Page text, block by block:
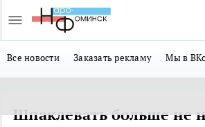
Все новости Заказать рекламу Мы в
Шпаклевать больше не